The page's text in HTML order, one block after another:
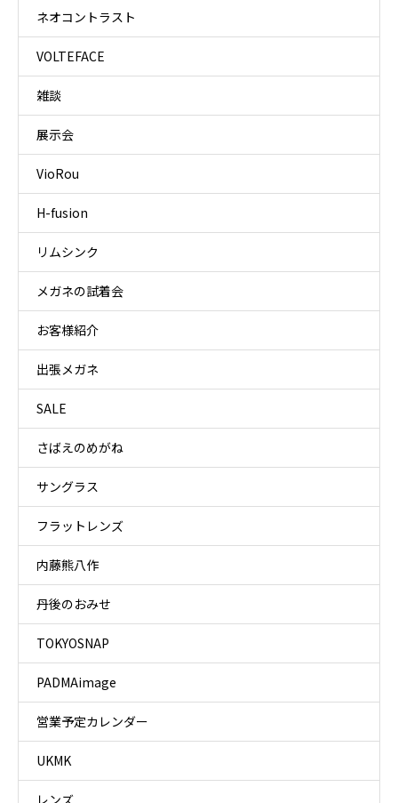
ネオコントラスト
VOLTEFACE
雑談
展示会
VioRou
H-fusion
リムシンク
メガネの試着会
お客様紹介
出張メガネ
SALE
さばえのめがね
サングラス
フラットレンズ
内藤熊八作
丹後のおみせ
TOKYOSNAP
PADMAimage
営業予定カレンダー
UKMK
レンズ